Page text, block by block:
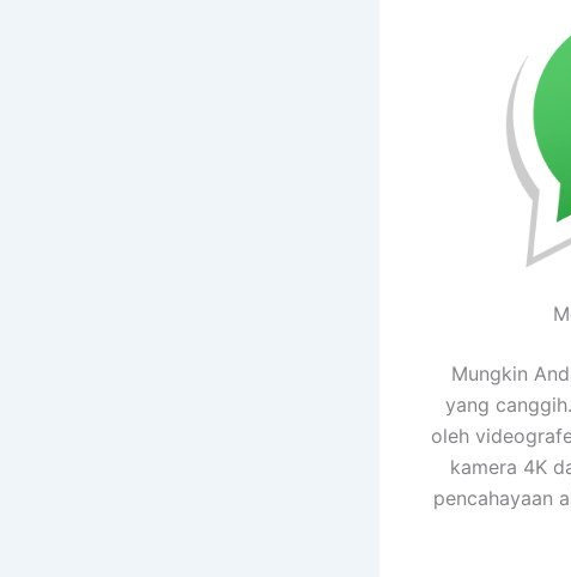
Mungkin
yang
oleh
kamera 4K
pencahayaan